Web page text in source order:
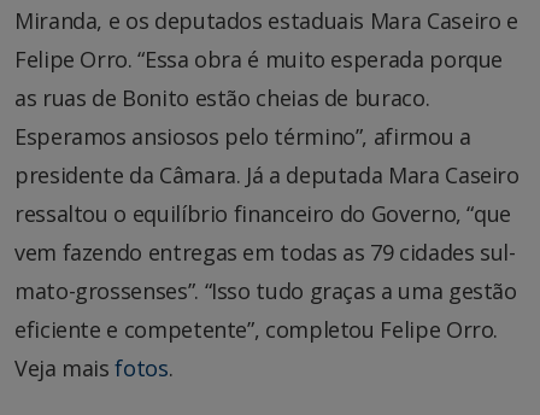
Miranda, e os deputados estaduais Mara Caseiro e
Felipe Orro. “Essa obra é muito esperada porque
as ruas de Bonito estão cheias de buraco.
Esperamos ansiosos pelo término”, afirmou a
presidente da Câmara. Já a deputada Mara Caseiro
ressaltou o equilíbrio financeiro do Governo, “que
vem fazendo entregas em todas as 79 cidades sul-
mato-grossenses”. “Isso tudo graças a uma gestão
eficiente e competente”, completou Felipe Orro.
Veja maisfotos.